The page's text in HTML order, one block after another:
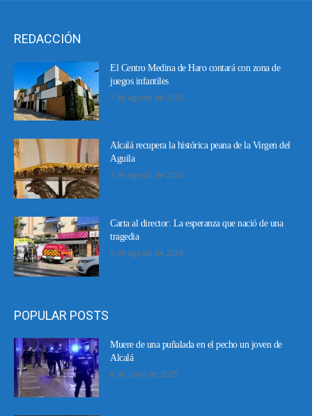
REDACCIÓN
El Centro Medina de Haro contará con zona de
juegos infantiles
7 de agosto de 2026
Alcalá recupera la histórica peana de la Virgen del
Aguila
7 de agosto de 2026
Carta al director: La esperanza que nació de una
tragedia
6 de agosto de 2026
POPULAR POSTS
Muere de una puñalada en el pecho un joven de
Alcalá
8 de junio de 2025